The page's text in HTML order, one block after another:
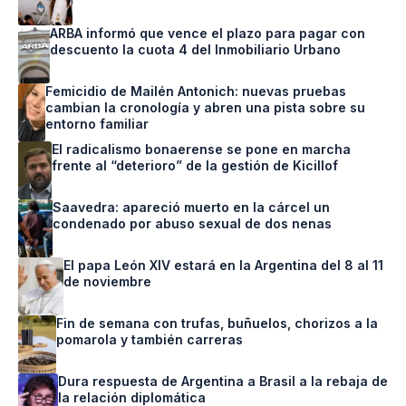
ARBA informó que vence el plazo para pagar con
descuento la cuota 4 del Inmobiliario Urbano
Femicidio de Mailén Antonich: nuevas pruebas
cambian la cronología y abren una pista sobre su
entorno familiar
El radicalismo bonaerense se pone en marcha
frente al “deterioro” de la gestión de Kicillof
Saavedra: apareció muerto en la cárcel un
condenado por abuso sexual de dos nenas
El papa León XIV estará en la Argentina del 8 al 11
de noviembre
Fin de semana con trufas, buñuelos, chorizos a la
pomarola y también carreras
Dura respuesta de Argentina a Brasil a la rebaja de
la relación diplomática